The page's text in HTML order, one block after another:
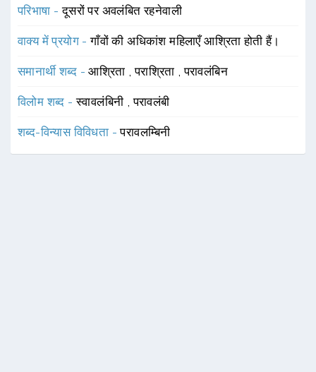
परिभाषा -दूसरों पर अवलंबित रहनेवाली
वाक्य में प्रयोग -गाँवों की अधिकांश महिलाएँ आश्रिता होती हैं।
समानार्थी शब्द -आश्रिता ,पराश्रिता ,परावलंबिन
विलोम शब्द -स्वावलंबिनी ,परावलंबी
शब्द-विन्यास विविधता -परावलम्बिनी